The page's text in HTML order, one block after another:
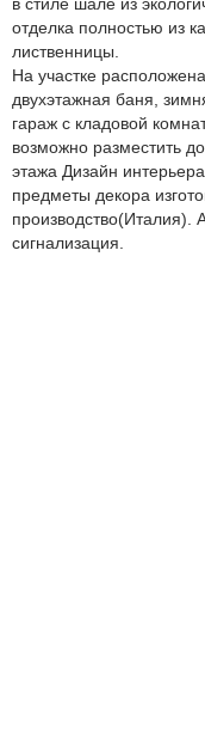
в стиле шале из
отделка полностью из
лиственницы.
На участке
двухэтажная баня,
гараж с кладовой
возможно разместить
этажа Дизайн
предметы декора
производство(Италия).
сигнализация.